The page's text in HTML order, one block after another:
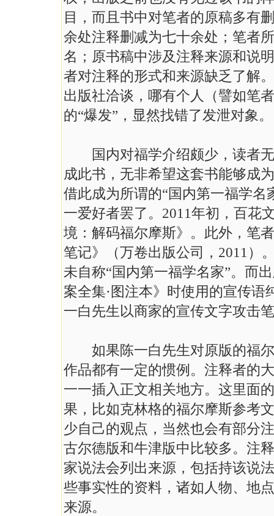
目，而且书中对笔者的原稿多有
余处注释删减为七十余处；笔者
名；原书稿中涉及注释来源和说
者对注释的形式和来源缺乏了解
出版社洽谈，哪有个人（譬如笔
的“爆发”，显然找错了发泄对象。
国内对福学介绍颇少，读者无
成此书，无非希望这套书能够成
借此成为所谓的“国内第一福学名
一爱好者罢了。2011年初，百花
境：解码福尔摩斯》。此外，笔
笔记》（万卷出版公司，2011）
未自称“国内第一福学名家”。而
案全集·图注本》时使用的宣传语
一白先生以商家的宣传文字攻击
如果陈一白先生对原版的福尔
作品都有一定的惯例。注释者的
一一插入正文相关地方。这里面
果，比如克林格的福尔摩斯参考
少自己的观点，当然也会有部分
古尔德版和牛津版中比较多。注
家说法会列出来源，包括持该说
些事实性的资料，诸如人物、地
来源。